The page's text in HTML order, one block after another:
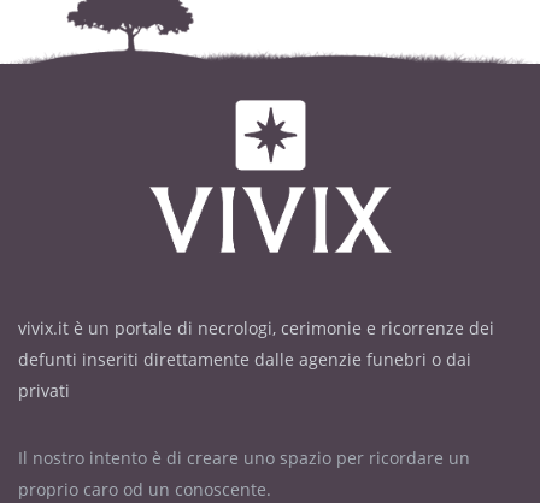
vivix.it è un portale di necrologi, cerimonie e ricorrenze dei
defunti inseriti direttamente dalle agenzie funebri o dai
privati
Il nostro intento è di creare uno spazio per ricordare un
proprio caro od un conoscente.